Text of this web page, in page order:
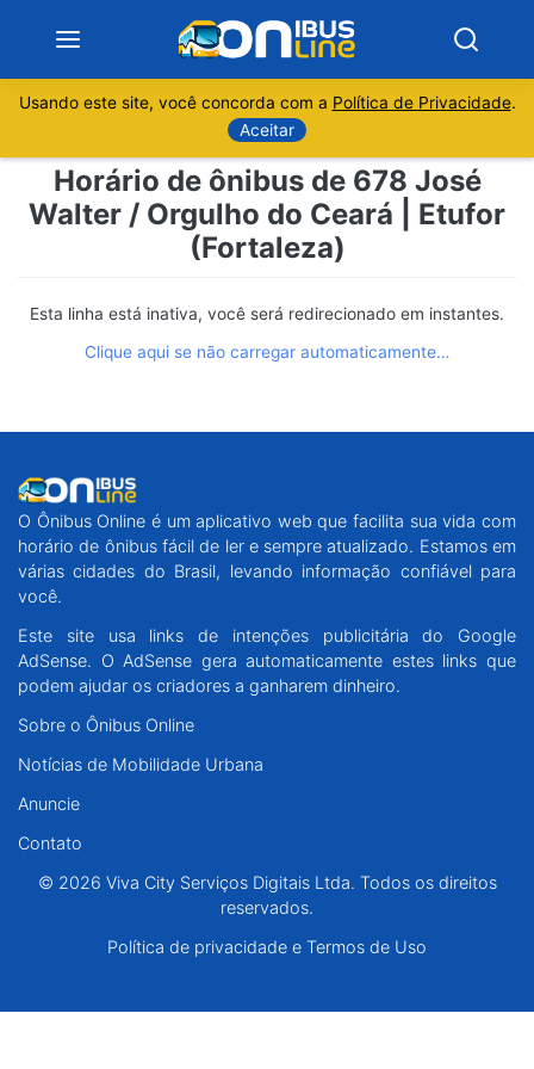
Sobre
Minas Gerais
São Paulo
Espírito Santo
Paraná
Santa Catarina
Centro-Oeste
Norte
Usando este site, você concorda com a Política de Privacidade.
Aceitar
Horário de ônibus de 678 José
Walter / Orgulho do Ceará | Etufor
(Fortaleza)
Esta linha está inativa, você será redirecionado em instantes.
Clique aqui se não carregar automaticamente…
O Ônibus Online é um aplicativo web que facilita sua vida com
horário de ônibus fácil de ler e sempre atualizado. Estamos em
várias cidades do Brasil, levando informação confiável para
você.
Este site usa links de intenções publicitária do Google
AdSense. O AdSense gera automaticamente estes links que
podem ajudar os criadores a ganharem dinheiro.
Sobre o Ônibus Online
Notícias de Mobilidade Urbana
Anuncie
Contato
© 2026 Viva City Serviços Digitais Ltda. Todos os direitos
reservados.
Política de privacidade e Termos de Uso